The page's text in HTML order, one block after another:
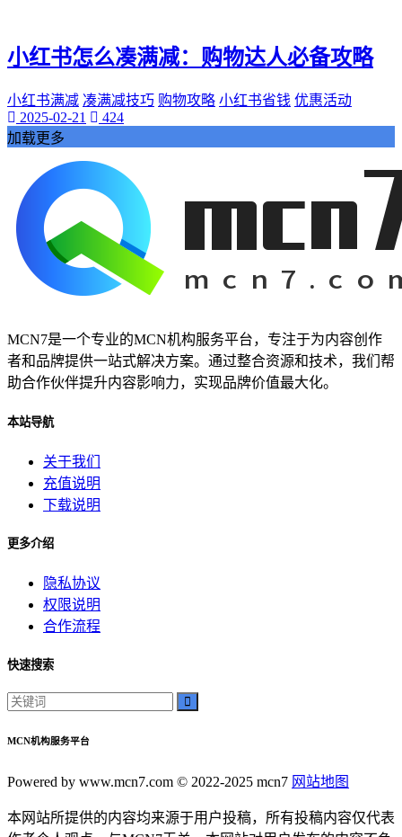
小红书怎么凑满减：购物达人必备攻略
小红书满减 凑满减技巧 购物攻略 小红书省钱 优惠活动
2025-02-21
424
加载更多
MCN7是一个专业的MCN机构服务平台，专注于为内容创作
者和品牌提供一站式解决方案。通过整合资源和技术，我们帮
助合作伙伴提升内容影响力，实现品牌价值最大化。
本站导航
关于我们
充值说明
下载说明
更多介绍
隐私协议
权限说明
合作流程
快速搜索
MCN机构服务平台
Powered by www.mcn7.com © 2022-2025 mcn7 网站地图
本网站所提供的内容均来源于用户投稿，所有投稿内容仅代表